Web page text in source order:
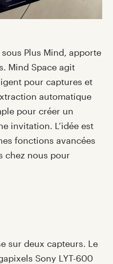
Plus Mind, apporte
Mind Space agit
pour captures et
automatique
pour créer un
invitation. L’idée est
fonctions avancées
chez nous pour
sur deux capteurs. Le
Sony LYT-600